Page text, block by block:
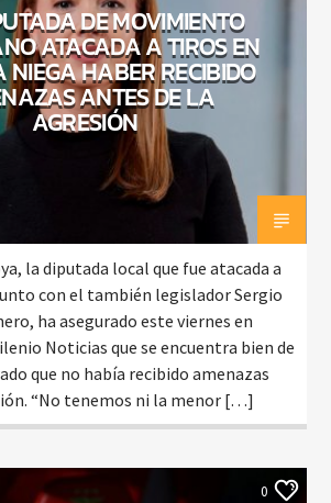
DE MOVIMIENTO
ATACADA A TIROS EN
NIEGA HABER RECIBIDO
ANTES DE LA
AGRESIÓN
la diputada local que fue atacada a
con el también legislador Sergio
ha asegurado este viernes en
Noticias que se encuentra bien de
que no había recibido amenazas
“No tenemos ni la menor […]
0